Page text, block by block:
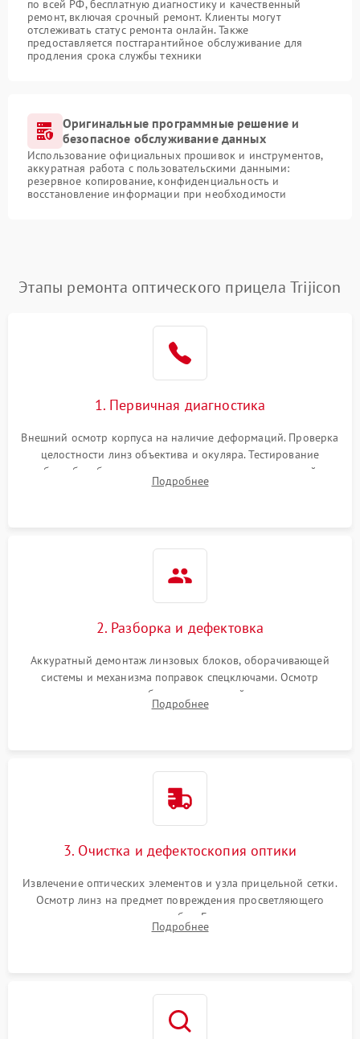
по всей РФ, бесплатную диагностику и качественный
ремонт, включая срочный ремонт. Клиенты могут
отслеживать статус ремонта онлайн. Также
предоставляется постгарантийное обслуживание для
продления срока службы техники
Оригинальные программные решение и
безопасное обслуживание данных
Использование официальных прошивок и инструментов,
аккуратная работа с пользовательскими данными:
резервное копирование, конфиденциальность и
восстановление информации при необходимости
Этапы ремонта оптического прицела Trijicon
1. Первичная диагностика
Внешний осмотр корпуса на наличие деформаций. Проверка
целостности линз объектива и окуляра. Тестирование
работы барабанчиков ввода поправок, кольца отстройки
параллакса и зума. Выявление сколов, внутренних
Подробнее
2. Разборка и дефектовка
Аккуратный демонтаж линзовых блоков, оборачивающей
системы и механизма поправок спецключами. Осмотр
внутренних резьбовых соединений, пружин и
уплотнительных колец. Поиск причин люфта, смещения
Подробнее
3. Очистка и дефектоскопия оптики
Извлечение оптических элементов и узла прицельной сетки.
Осмотр линз на предмет повреждения просветляющего
покрытия или появления грибка. Бережная очистка стекол
спецрастворами. Проверка целостности гравированной
Подробнее